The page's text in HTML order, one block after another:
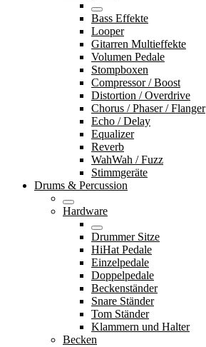
Bass Effekte
Looper
Gitarren Multieffekte
Volumen Pedale
Stompboxen
Compressor / Boost
Distortion / Overdrive
Chorus / Phaser / Flanger
Echo / Delay
Equalizer
Reverb
WahWah / Fuzz
Stimmgeräte
Drums & Percussion
Hardware
Drummer Sitze
HiHat Pedale
Einzelpedale
Doppelpedale
Beckenständer
Snare Ständer
Tom Ständer
Klammern und Halter
Becken